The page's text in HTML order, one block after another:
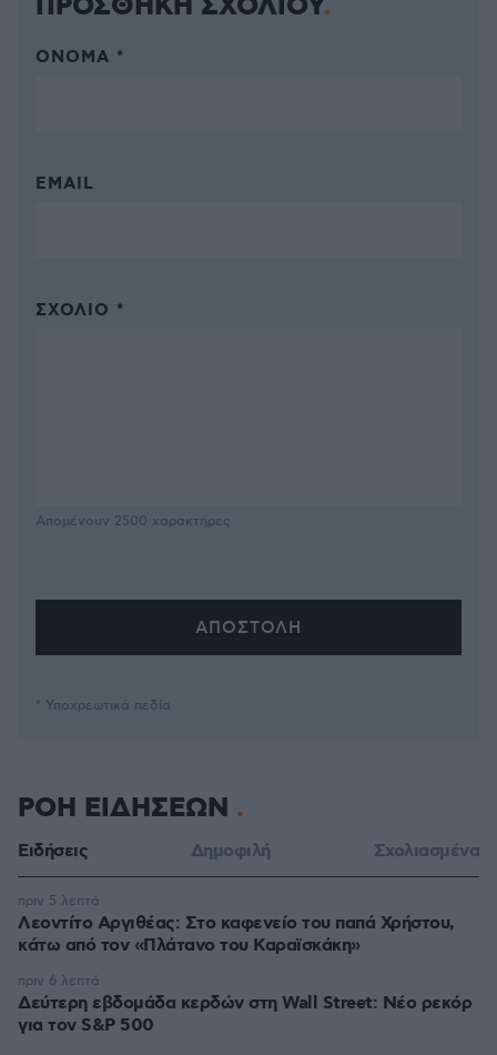
ΌΝΟΜΑ *
EMAIL
ΣΧΌΛΙΟ *
Απομένουν 2500 χαρακτήρες
* Υποχρεωτικά πεδία
ΡΟΗ ΕΙΔΗΣΕΩΝ
Ειδήσεις Δημοφιλή Σχολιασμένα
Λεοντίτο Αργιθέας: Στο καφενείο του παπά Χρήστου,
κάτω από τον «Πλάτανο του Καραϊσκάκη»
πριν 5 λεπτά
Δεύτερη εβδομάδα κερδών στη Wall Street: Νέο ρεκόρ
για τον S&P 500
πριν 6 λεπτά